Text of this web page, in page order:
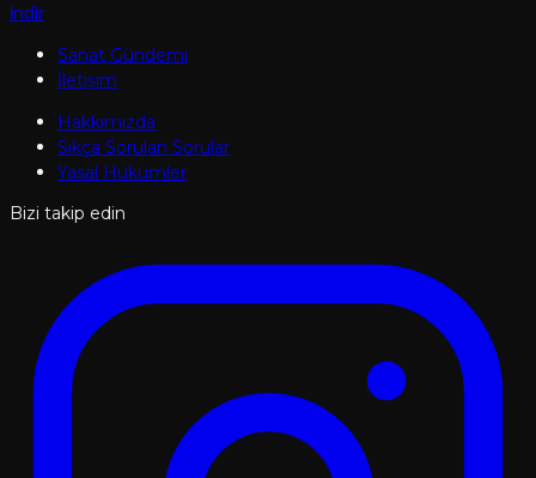
İndir
Sanat Gündemi
İletişim
Hakkımızda
Sıkça Sorulan Sorular
Yasal Hükümler
Bizi takip edin